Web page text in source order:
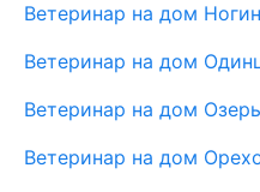
Ветеринар на дом
Ветеринар на дом
Ветеринар на дом
Ветеринар на дом